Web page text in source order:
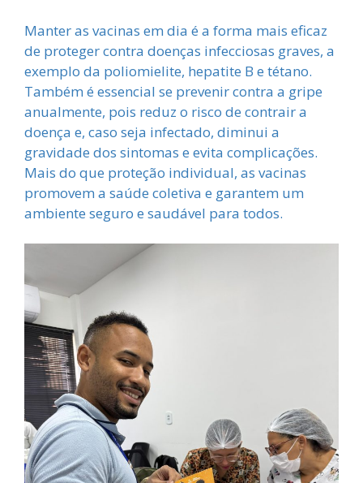
Manter as vacinas em dia é a forma mais eficaz
de proteger contra doenças infecciosas graves, a
exemplo da poliomielite, hepatite B e tétano.
Também é essencial se prevenir contra a gripe
anualmente, pois reduz o risco de contrair a
doença e, caso seja infectado, diminui a
gravidade dos sintomas e evita complicações.
Mais do que proteção individual, as vacinas
promovem a saúde coletiva e garantem um
ambiente seguro e saudável para todos.